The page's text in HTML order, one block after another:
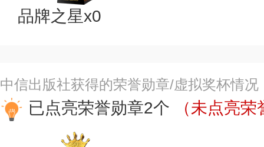
品牌之星x0
中信出版社获得的荣誉勋章/虚拟奖杯情况
已点亮荣誉勋章2个 （未点亮